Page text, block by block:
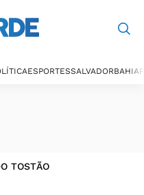
ESPORTESSALVADORBAHIA
TOSTÃO